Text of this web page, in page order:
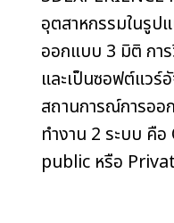
อุตสาหกรรมในรูป
ออกแบบ 3 มิติ กา
และเป็นซอฟต์แวร์
สถานการณ์การอ
ทำงาน 2 ระบบ คื
public หรือ